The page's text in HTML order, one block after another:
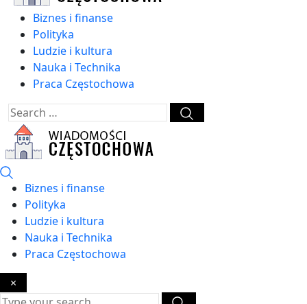
Biznes i finanse
Polityka
Ludzie i kultura
Nauka i Technika
Praca Częstochowa
Biznes i finanse
Polityka
Ludzie i kultura
Nauka i Technika
Praca Częstochowa
×